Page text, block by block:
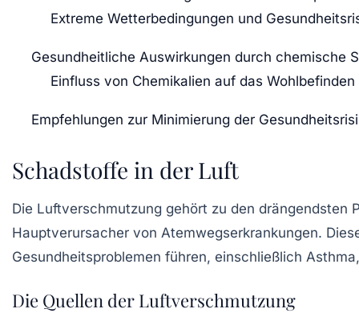
Extreme Wetterbedingungen und
Gesundheitliche Auswirkungen durch chemische
Einfluss von Chemikalien auf das Wohlbefinden
Empfehlungen zur Minimierung der
Schadstoffe in der Luft
Die Luftverschmutzung gehört zu den drängendsten
Hauptverursacher von Atemwegserkrankungen.
Gesundheitsproblemen führen, einschließlich
Die Quellen der Luftverschmutzung